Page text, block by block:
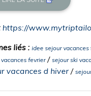
https://
liés : idee sejour vacances
fevrier/ sejour ski
vacances d hiver /